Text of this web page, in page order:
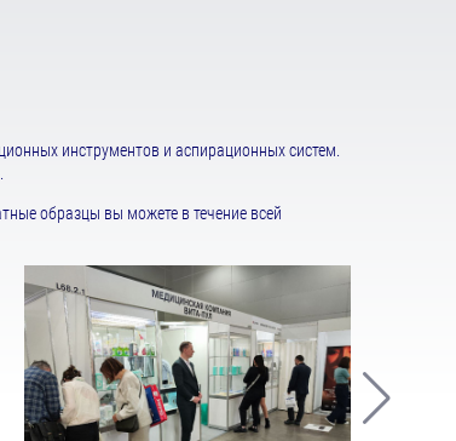
инструментов и аспирационных систем.
образцы вы можете в течение всей